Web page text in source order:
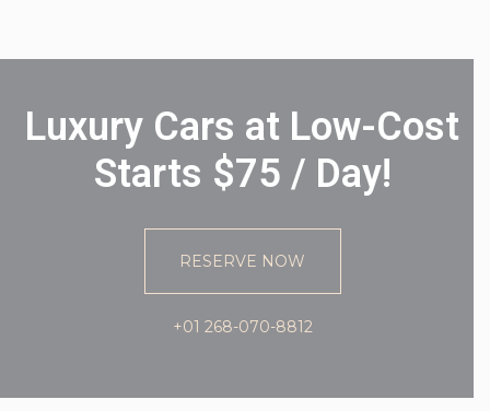
Luxury Cars at Low-Cost
Starts $75 / Day!
RESERVE NOW
+01 268-070-8812